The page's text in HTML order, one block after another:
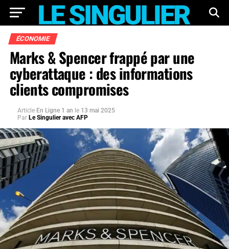
ÉCONOMIE
Marks & Spencer frappé par une
cyberattaque : des informations
clients compromises
Article En Ligne 1 an le 13 mai 2025
Par Le Singulier avec AFP